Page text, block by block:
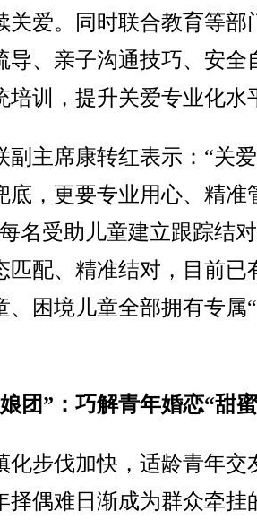
关爱。同时联合教育等部
导、亲子沟通技巧、安全
培训，提升关爱专业化水
主席康转红表示：“关
底，更要专业用心、精准
名受助儿童建立跟踪结
匹配、精准结对，目前已
、困境儿童全部拥有专属
团”：巧解青年婚恋“甜
步伐加快，适龄青年交
择偶难日渐成为群众牵挂